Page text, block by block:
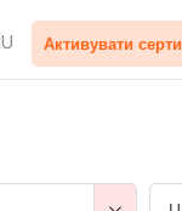
Активувати